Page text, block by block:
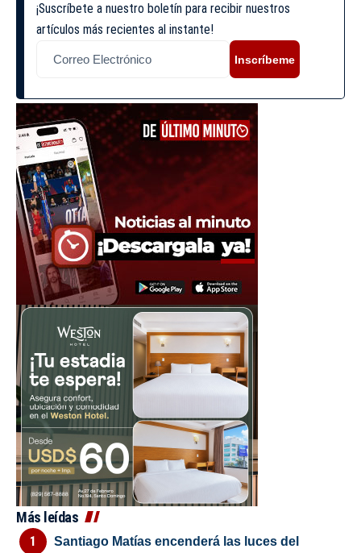
¡Suscríbete a nuestro boletín para recibir nuestros
artículos más recientes al instante!
Inscríbeme
Más leídas
Santiago Matías encenderá las luces del